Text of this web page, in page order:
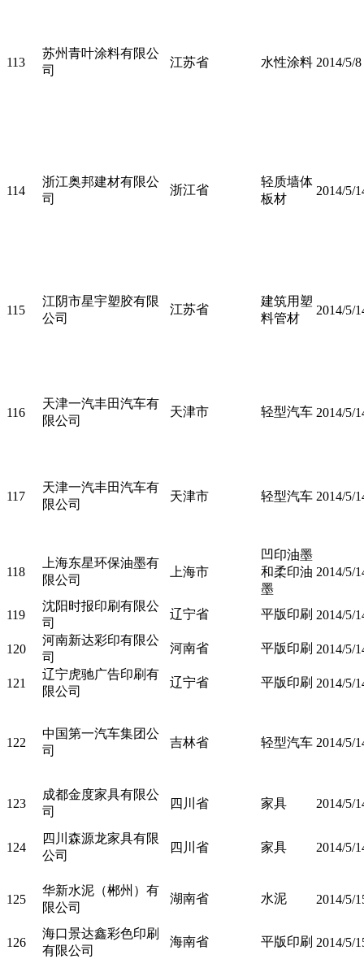
113
苏州青叶涂料有限公
司
江苏省 水性涂料 2014/5/8
114
浙江奥邦建材有限公
司
浙江省
轻质墙体
板材
2014/5/
115
江阴市星宇塑胶有限
公司
江苏省
建筑用塑
料管材
2014/5/
116
天津一汽丰田汽车有
限公司
天津市 轻型汽车 2014/5/
117
天津一汽丰田汽车有
限公司
天津市 轻型汽车 2014/5/
118
上海东星环保油墨有
限公司
上海市
凹印油墨
和柔印油
墨
2014/5/
119
沈阳时报印刷有限公
司
辽宁省 平版印刷 2014/5/
120
河南新达彩印有限公
司
河南省 平版印刷 2014/5/
121
辽宁虎驰广告印刷有
限公司
辽宁省 平版印刷 2014/5/
122
中国第一汽车集团公
司
吉林省 轻型汽车 2014/5/
123
成都金度家具有限公
司
四川省 家具 2014/5/
124
四川森源龙家具有限
公司
四川省 家具 2014/5/
125
华新水泥（郴州）有
限公司
湖南省 水泥 2014/5/
126
海口景达鑫彩色印刷
有限公司
海南省 平版印刷 2014/5/